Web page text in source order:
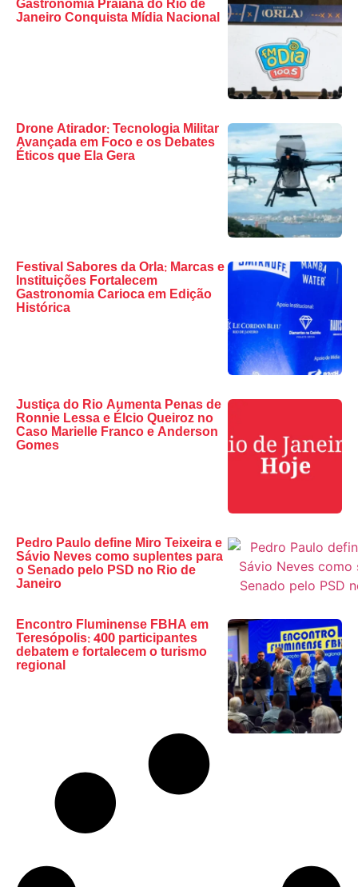
Gastronomia Praiana do Rio de
Janeiro Conquista Mídia Nacional
Drone Atirador: Tecnologia Militar
Avançada em Foco e os Debates
Éticos que Ela Gera
Festival Sabores da Orla: Marcas e
Instituições Fortalecem
Gastronomia Carioca em Edição
Histórica
Justiça do Rio Aumenta Penas de
Ronnie Lessa e Élcio Queiroz no
Caso Marielle Franco e Anderson
Gomes
Pedro Paulo define Miro Teixeira e
Sávio Neves como suplentes para
o Senado pelo PSD no Rio de
Janeiro
Encontro Fluminense FBHA em
Teresópolis: 400 participantes
debatem e fortalecem o turismo
regional